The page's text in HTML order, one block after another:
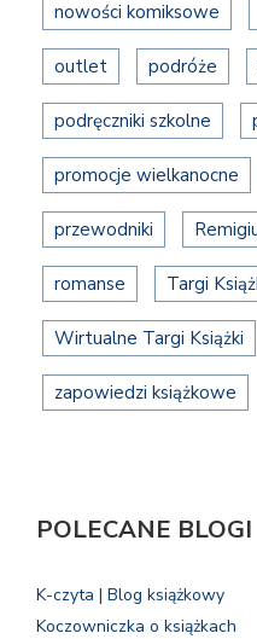
nowości komiksowe
outlet podróże
podręczniki szkolne
promocje wielkanocne
przewodniki
romanse Targi
Wirtualne Targi Książki
zapowiedzi książkowe
POLECANE BLOGI
K-czyta | Blog książkowy
Koczowniczka o książkach